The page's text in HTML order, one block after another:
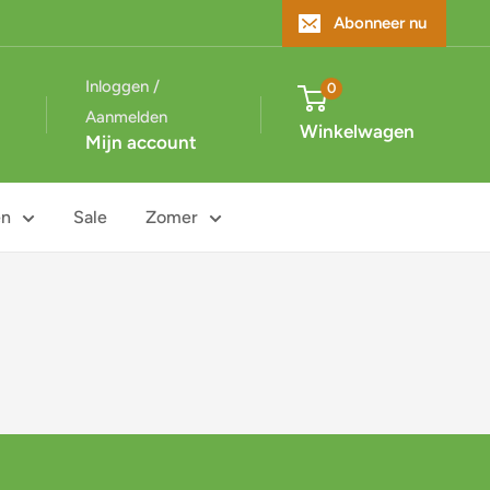
Abonneer nu
Inloggen /
Aanmelden
Mijn account
0
Winkelwagen
Sale Zomer